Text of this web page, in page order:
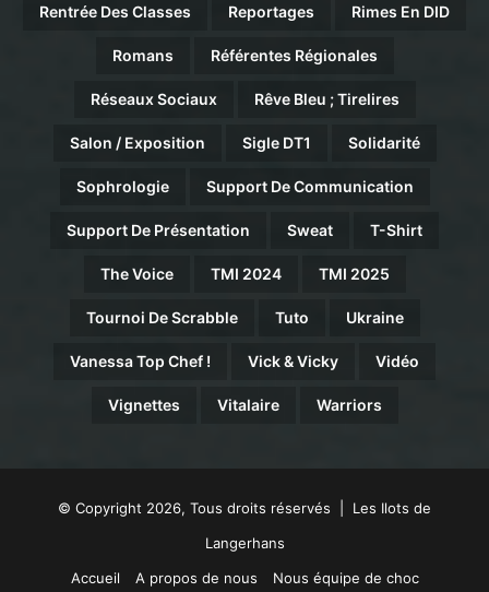
Rentrée Des Classes Reportages Rimes En DID
Romans Référentes Régionales
Réseaux Sociaux Rêve Bleu ; Tirelires
Salon / Exposition Sigle DT1 Solidarité
Sophrologie Support De Communication
Support De Présentation Sweat T-Shirt
The Voice TMI 2024 TMI 2025
Tournoi De Scrabble Tuto Ukraine
Vanessa Top Chef ! Vick & Vicky Vidéo
Vignettes Vitalaire Warriors
© Copyright 2026, Tous droits réservés | Les Ilots de
Langerhans
Accueil
A propos de nous Nous équipe de choc